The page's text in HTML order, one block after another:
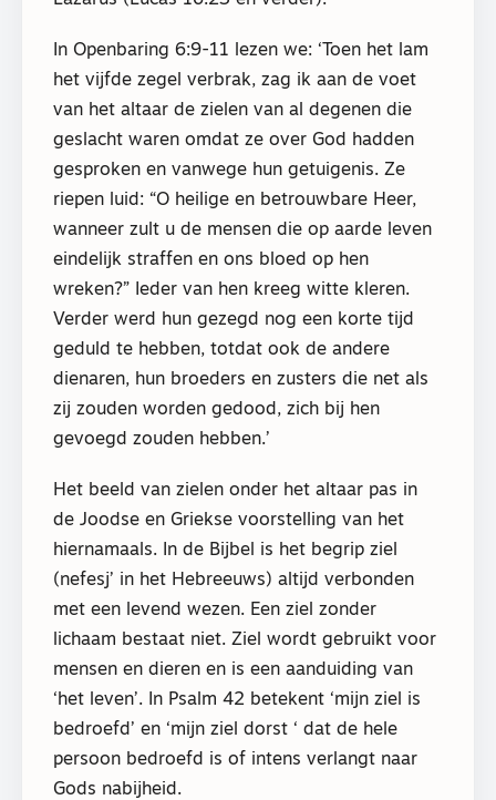
In Openbaring 6:9-11 lezen we: ‘Toen het lam
het vijfde zegel verbrak, zag ik aan de voet
van het altaar de zielen van al degenen die
geslacht waren omdat ze over God hadden
gesproken en vanwege hun getuigenis. Ze
riepen luid: “O heilige en betrouwbare Heer,
wanneer zult u de mensen die op aarde leven
eindelijk straffen en ons bloed op hen
wreken?” Ieder van hen kreeg witte kleren.
Verder werd hun gezegd nog een korte tijd
geduld te hebben, totdat ook de andere
dienaren, hun broeders en zusters die net als
zij zouden worden gedood, zich bij hen
gevoegd zouden hebben.’
Het beeld van zielen onder het altaar pas in
de Joodse en Griekse voorstelling van het
hiernamaals. In de Bijbel is het begrip ziel
(nefesj’ in het Hebreeuws) altijd verbonden
met een levend wezen. Een ziel zonder
lichaam bestaat niet. Ziel wordt gebruikt voor
mensen en dieren en is een aanduiding van
‘het leven’. In Psalm 42 betekent ‘mijn ziel is
bedroefd’ en ‘mijn ziel dorst ‘ dat de hele
persoon bedroefd is of intens verlangt naar
Gods nabijheid.